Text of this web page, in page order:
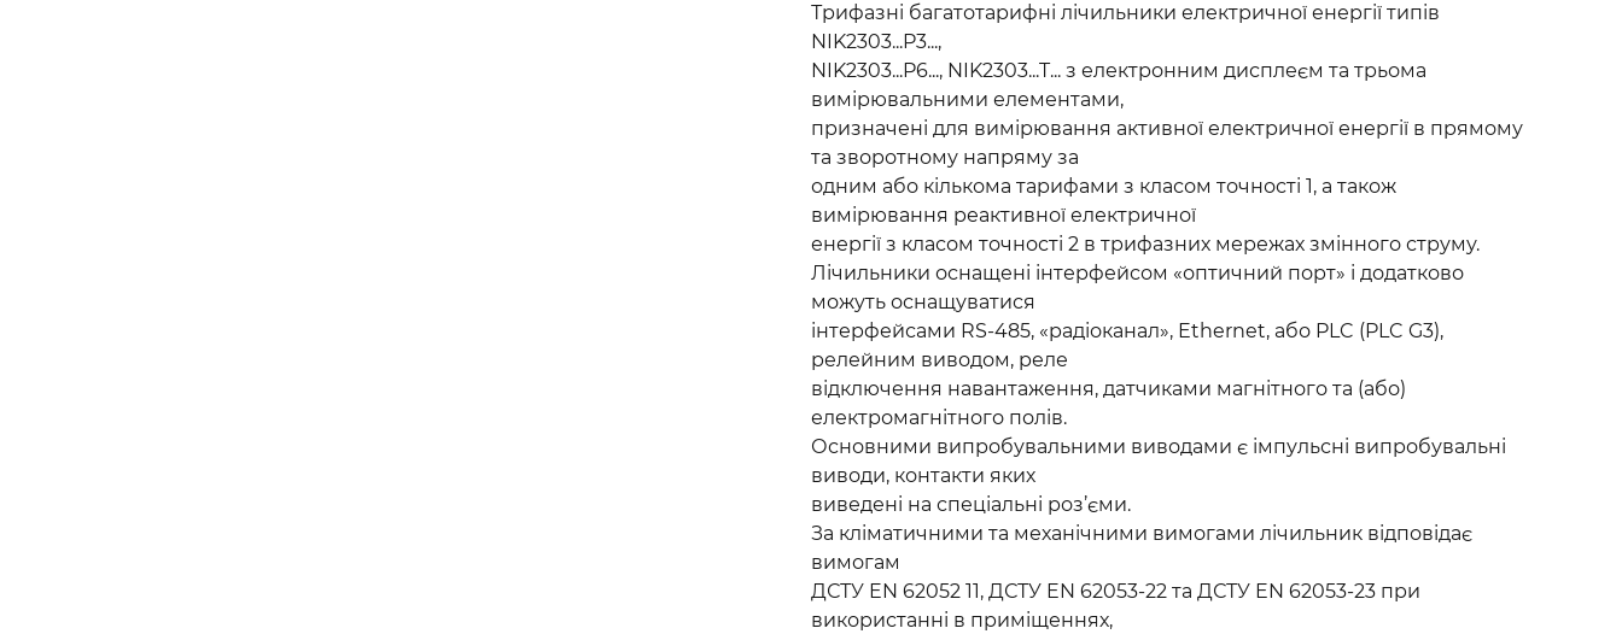
Трифазні багатотарифні лічильники електричної енергії типів
NIK2303...P3...,
NIK2303...P6..., NIK2303...T... з електронним дисплеєм та трьома
вимірювальними елементами,
призначені для вимірювання активної електричної енергії в прямому
та зворотному напряму за
одним або кількома тарифами з класом точності 1, а також
вимірювання реактивної електричної
енергії з класом точності 2 в трифазних мережах змінного струму.
Лічильники оснащені інтерфейсом «оптичний порт» і додатково
можуть оснащуватися
інтерфейсами RS-485, «радіоканал», Ethernet, або PLC (PLC G3),
релейним виводом, реле
відключення навантаження, датчиками магнітного та (або)
електромагнітного полів.
Основними випробувальними виводами є імпульсні випробувальні
виводи, контакти яких
виведені на спеціальні роз’єми.
За кліматичними та механічними вимогами лічильник відповідає
вимогам
ДСТУ EN 62052 11, ДСТУ EN 62053-22 та ДСТУ EN 62053-23 при
використанні в приміщеннях,